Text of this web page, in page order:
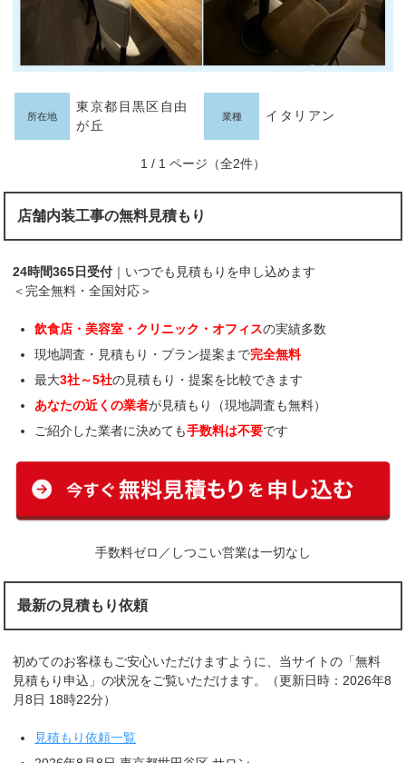
所在地
東京都目黒区自由
が丘
業種 イタリアン
1 / 1 ページ（全2件）
店舗内装工事の無料見積もり
24時間365日受付 ｜いつでも見積もりを申し込めます
＜完全無料・全国対応＞
飲食店・美容室・クリニック・オフィスの実績多数
現地調査・見積もり・プラン提案まで完全無料
最大3社～5社の見積もり・提案を比較できます
あなたの近くの業者が見積もり（現地調査も無料）
ご紹介した業者に決めても手数料は不要です
手数料ゼロ／しつこい営業は一切なし
最新の見積もり依頼
初めてのお客様もご安心いただけますように、当サイトの「無料
見積もり申込」の状況をご覧いただけます。（更新日時：2026年8
月8日 18時22分）
見積もり依頼一覧